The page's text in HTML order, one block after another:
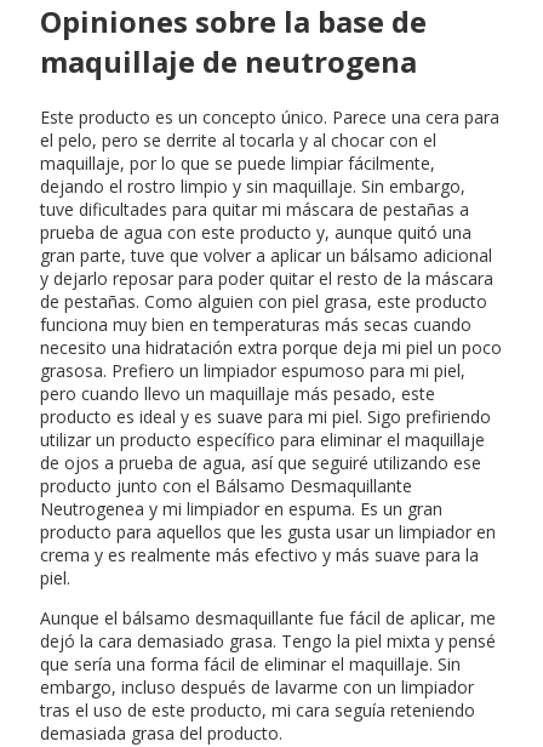
Opiniones sobre la base de
maquillaje de neutrogena
Este producto es un concepto único. Parece una cera para
el pelo, pero se derrite al tocarla y al chocar con el
maquillaje, por lo que se puede limpiar fácilmente,
dejando el rostro limpio y sin maquillaje. Sin embargo,
tuve dificultades para quitar mi máscara de pestañas a
prueba de agua con este producto y, aunque quitó una
gran parte, tuve que volver a aplicar un bálsamo adicional
y dejarlo reposar para poder quitar el resto de la máscara
de pestañas. Como alguien con piel grasa, este producto
funciona muy bien en temperaturas más secas cuando
necesito una hidratación extra porque deja mi piel un poco
grasosa. Prefiero un limpiador espumoso para mi piel,
pero cuando llevo un maquillaje más pesado, este
producto es ideal y es suave para mi piel. Sigo prefiriendo
utilizar un producto específico para eliminar el maquillaje
de ojos a prueba de agua, así que seguiré utilizando ese
producto junto con el Bálsamo Desmaquillante
Neutrogenea y mi limpiador en espuma. Es un gran
producto para aquellos que les gusta usar un limpiador en
crema y es realmente más efectivo y más suave para la
piel.
Aunque el bálsamo desmaquillante fue fácil de aplicar, me
dejó la cara demasiado grasa. Tengo la piel mixta y pensé
que sería una forma fácil de eliminar el maquillaje. Sin
embargo, incluso después de lavarme con un limpiador
tras el uso de este producto, mi cara seguía reteniendo
demasiada grasa del producto.